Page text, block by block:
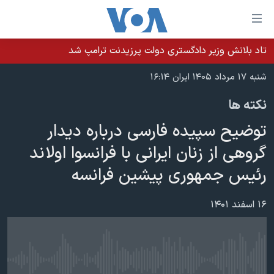
لینکهای
قابل
دسترسی
جهش
محتوای
اصلی
جهش
صفحه
اصلی
جهش
به
خانه
نسخه سبک وب‌سایت
موضوع ها
ایران
آمریکا
جهان
گزیده‌ها
برنامه های تلویزیونی
جدول برنامه ها
صفحه‌های ویژه
عملیات خشم حماسی
فرکانس‌های صدای آمریکا
پخش رادیویی
تاد بلانش وزیر دادگستری دولت پرزیدنت ترامپ شد
شنبه ۱۷ مرداد ۱۴۰۵ ایران ۱۶:۱۴
نکته ها
توضیح سپیده فارسی درباره دیدار
گروهی از زنان ایرانی با فرانسوا اولاند
رئیس جمهوری پیشین فرانسه
۱۶ اسفند ۱۴۰۱